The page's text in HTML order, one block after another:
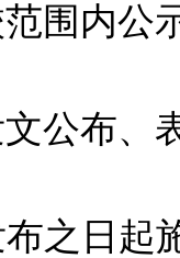
围内公
公布、
之日起